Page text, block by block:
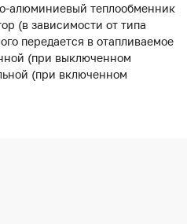
алюминиевый теплообменник
(в зависимости от типа
передается в отапливаемое
(при выключенном
(при включенном